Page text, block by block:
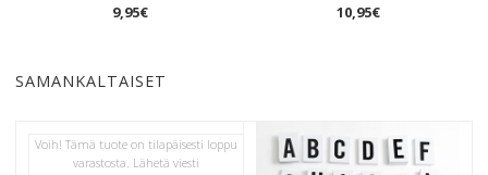
9,95€
10,95€
SAMANKALTAISET
Voih! Tämä tuote on tilapäisesti loppu
varastosta. Lähetä viesti